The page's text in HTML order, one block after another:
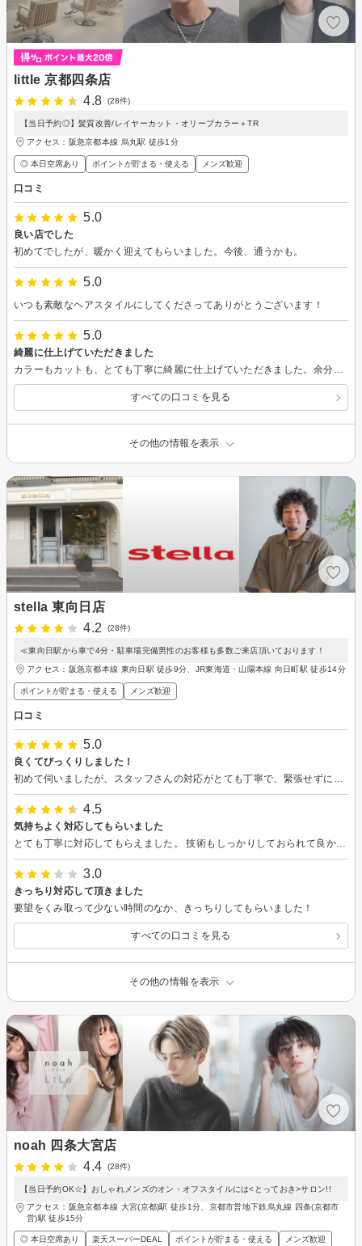
little 京都四条店
4.8
(28件)
【当日予約◎】髪質改善/レイヤーカット・オリーブカラー＋TR
アクセス：阪急京都本線 烏丸駅 徒歩1分
◎ 本日空席あり ポイントが貯まる・使える メンズ歓迎
口コミ
5.0
良い店でした
初めてでしたが、暖かく迎えてもらいました。今後、通うかも。
5.0
いつも素敵なヘアスタイルにしてくださってありがとうございます！
5.0
綺麗に仕上げていただきました
カラーもカットも、とても丁寧に綺麗に仕上げていただきました。余分な待ち時間も全くなく予定時間通りに終わりました。完璧だと思います。
すべての口コミを見る
その他の情報を表示
stella 東向日店
4.2
(28件)
≪東向日駅から車で4分・駐車場完備男性のお客様も多数ご来店頂いております！
アクセス：阪急京都本線 東向日駅 徒歩9分、JR東海道・山陽本線 向日町駅 徒歩14分
ポイントが貯まる・使える メンズ歓迎
口コミ
5.0
良くてびっくりしました！
初めて伺いましたが、スタッフさんの対応がとても丁寧で、緊張せずに過ごせました。話しかけ方も優しくて、まるで前から知っているような安心感がありました。仕上がりもかっこよくしてもらえて、とても満足です。またお願いしたいと思います！
4.5
気持ちよく対応してもらいました
とても丁寧に対応してもらえました。 技術もしっかりしておられて良かったです。
3.0
きっちり対応して頂きました
要望をくみ取って少ない時間のなか、きっちりしてもらいました！
すべての口コミを見る
その他の情報を表示
noah 四条大宮店
4.4
(28件)
【当日予約OK☆】おしゃれメンズのオン・オフスタイルには<とっておき>サロン!!
アクセス：阪急京都本線 大宮(京都)駅 徒歩1分、京都市営地下鉄烏丸線 四条(京都市
営)駅 徒歩15分
◎ 本日空席あり 楽天スーパーDEAL ポイントが貯まる・使える メンズ歓迎